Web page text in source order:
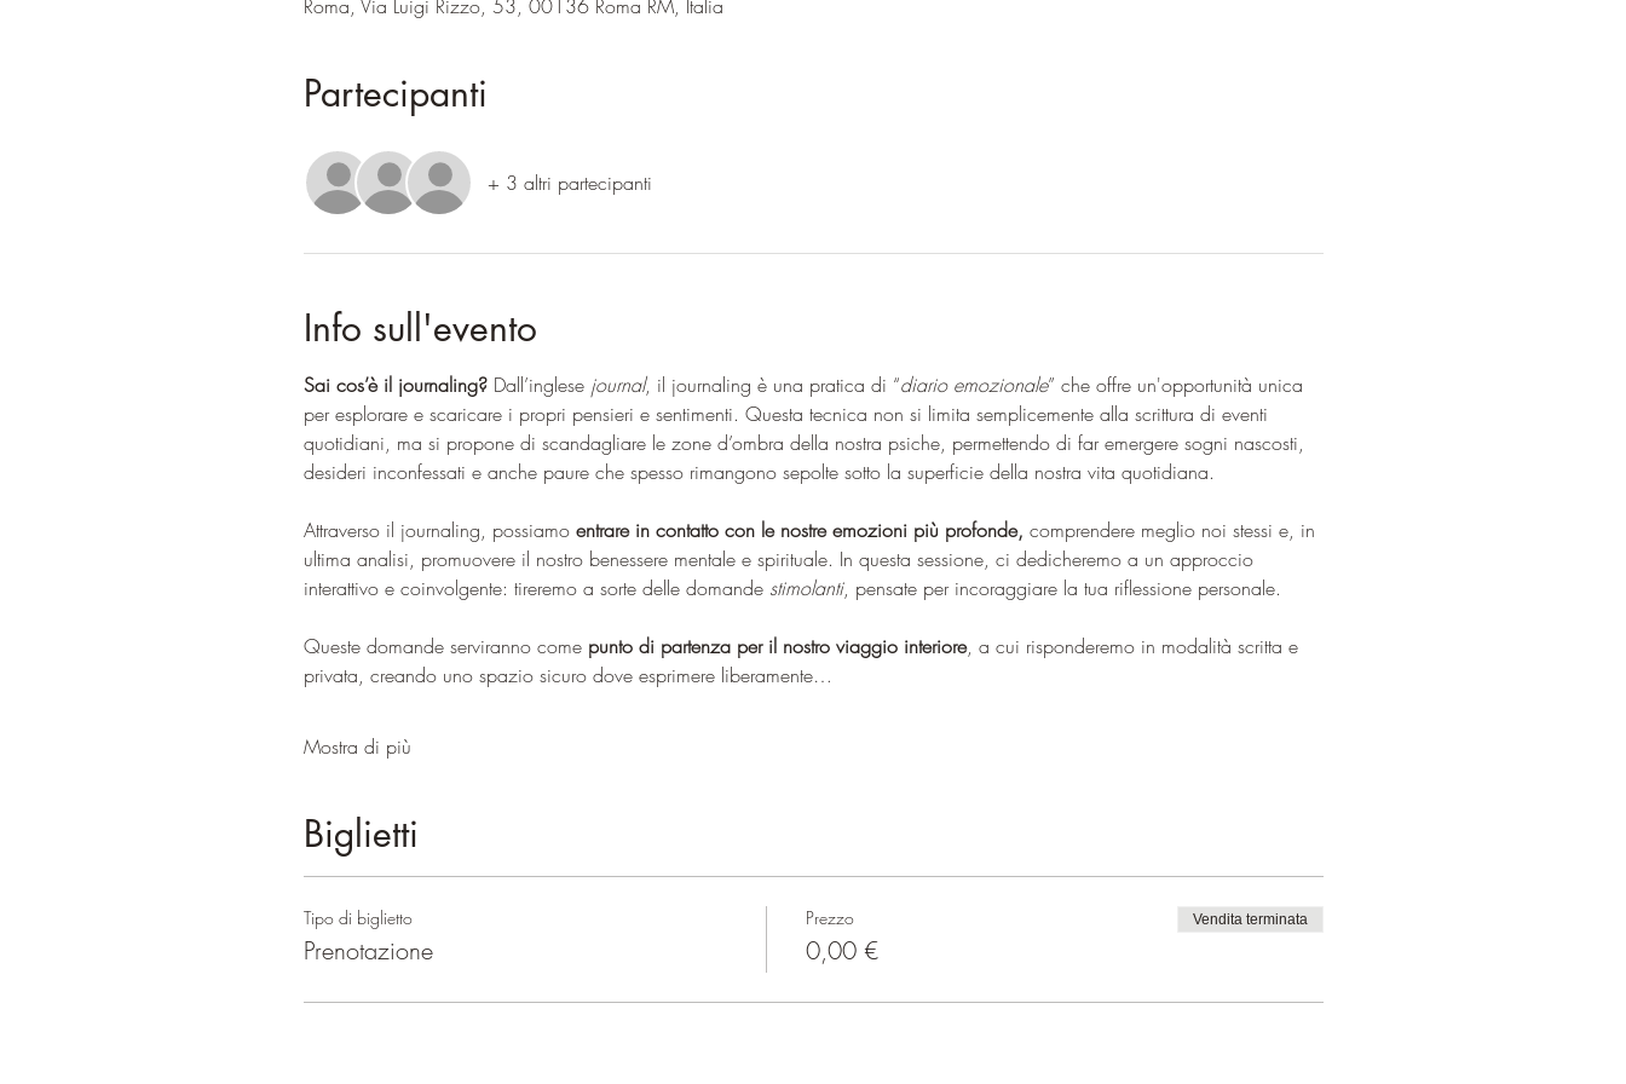
Roma, Via Luigi Rizzo, 53, 00136 Roma RM, Italia
Partecipanti
+ 3 altri partecipanti
Info sull'evento
Sai cos’è il journaling? Dall’inglese journal, il journaling è una pratica di “diario emozionale” che offre un'opportunità unica
per esplorare e scaricare i propri pensieri e sentimenti. Questa tecnica non si limita semplicemente alla scrittura di eventi
quotidiani, ma si propone di scandagliare le zone d’ombra della nostra psiche, permettendo di far emergere sogni nascosti,
desideri inconfessati e anche paure che spesso rimangono sepolte sotto la superficie della nostra vita quotidiana.
Attraverso il journaling, possiamo entrare in contatto con le nostre emozioni più profonde, comprendere meglio noi stessi e, in
ultima analisi, promuovere il nostro benessere mentale e spirituale. In questa sessione, ci dedicheremo a un approccio
interattivo e coinvolgente: tireremo a sorte delle domande stimolanti, pensate per incoraggiare la tua riflessione personale.
Queste domande serviranno come punto di partenza per il nostro viaggio interiore, a cui risponderemo in modalità scritta e
privata, creando uno spazio sicuro dove esprimere liberamente…
Mostra di più
Biglietti
Tipo di biglietto
Prenotazione
Prezzo
0,00 €
Vendita terminata